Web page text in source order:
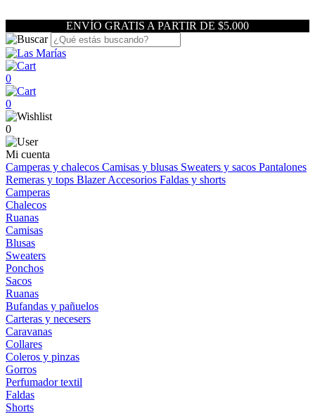
ENVÍO GRATIS A PARTIR DE $5.000
0
0
0
Mi cuenta
Camperas y chalecos Camisas y blusas Sweaters y sacos Pantalones
Remeras y tops BlazerAccesorios Faldas y shorts
Camperas
Chalecos
Ruanas
Camisas
Blusas
Sweaters
Ponchos
Sacos
Ruanas
Bufandas y pañuelos
Carteras y necesers
Caravanas
Collares
Coleros y pinzas
Gorros
Perfumador textil
Faldas
Shorts